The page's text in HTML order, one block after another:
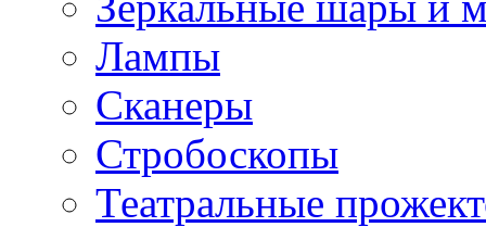
Лампы
Сканеры
Стробоскопы
Театральные